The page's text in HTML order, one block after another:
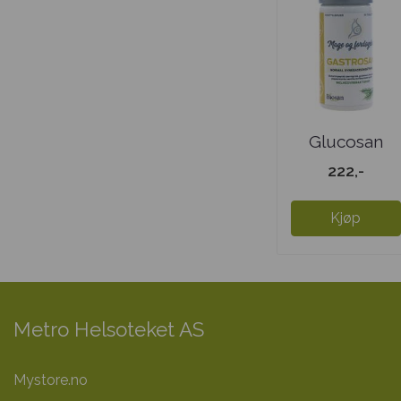
Glucosan
222,-
Kjøp
Metro Helsoteket AS
Mystore.no